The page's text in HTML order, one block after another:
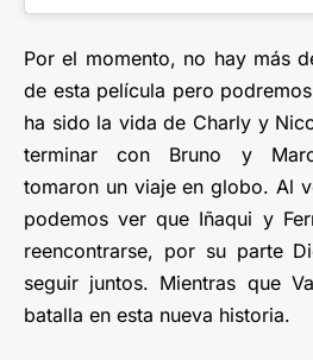
Por el momento, no hay más
de esta película pero
ha sido la vida de Charly y
terminar con Bruno y
tomaron un viaje en globo. Al
podemos ver que Iñaqui y
reencontrarse, por su parte
seguir juntos. Mientras que
batalla en esta nueva historia.